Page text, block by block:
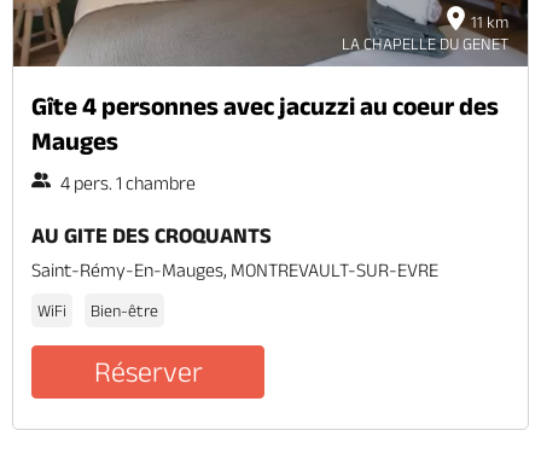
11 km
LA CHAPELLE DU GENET
Gîte 4 personnes avec jacuzzi au coeur des
Mauges
4 pers. 1 chambre
AU GITE DES CROQUANTS
Saint-Rémy-En-Mauges, MONTREVAULT-SUR-EVRE
WiFi Bien-être
Réserver